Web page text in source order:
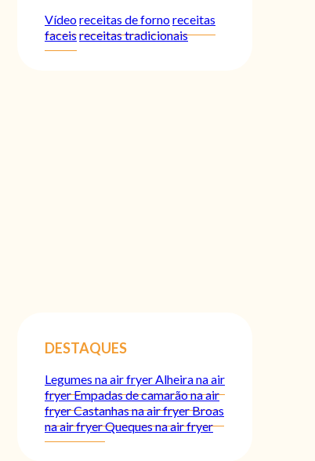
Vídeoreceitas de fornoreceitas
faceisreceitas tradicionais
DESTAQUES
Legumes na air fryerAlheira na air
fryerEmpadas de camarão na air
fryerCastanhas na air fryerBroas
na air fryerQueques na air fryer